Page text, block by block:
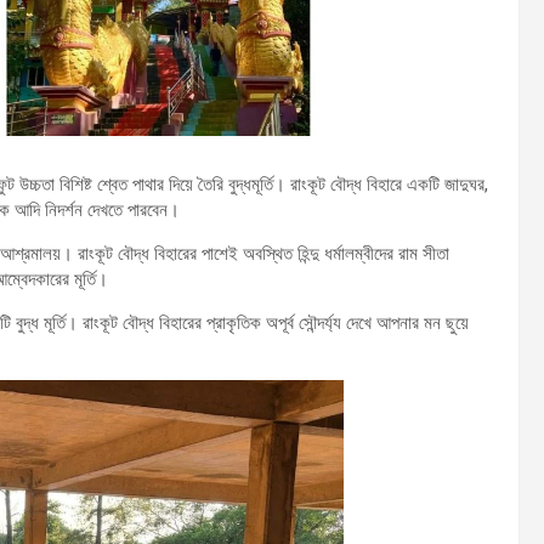
বিশিষ্ট শ্বেত পাথার দিয়ে তৈরি বুদ্ধমূর্তি। রাংকূট বৌদ্ধ বিহারে একটি জাদুঘর,
নিদর্শন দেখতে পারবেন।
রাংকূট বৌদ্ধ বিহারের পাশেই অবস্থিত হিন্দু ধর্মালম্বীদের রাম সীতা
মূর্তি।
মূর্তি। রাংকূট বৌদ্ধ বিহারের প্রাকৃতিক অপূর্ব সৌন্দর্য্য দেখে আপনার মন ছুয়ে